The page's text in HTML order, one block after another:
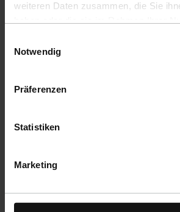
weiteren Daten zusammen, die Sie
Einstellungen zu den Cookies finden
Notwendig
Präferenzen
Statistiken
Marketing
Autopflege
COLOURLOCK Lederpflege
Zubehör
Farbkarte anfordern
Service
Hilfe & FAQ